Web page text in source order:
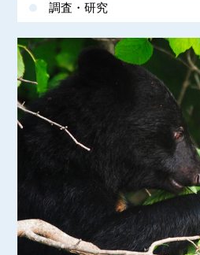
調査・研究